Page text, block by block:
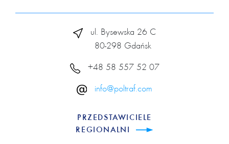
ul. Bysewska 26 C
80-298 Gdańsk
+48 58 557 52 07
info@poltraf.com
PRZEDSTAWICIELE
REGIONALNI